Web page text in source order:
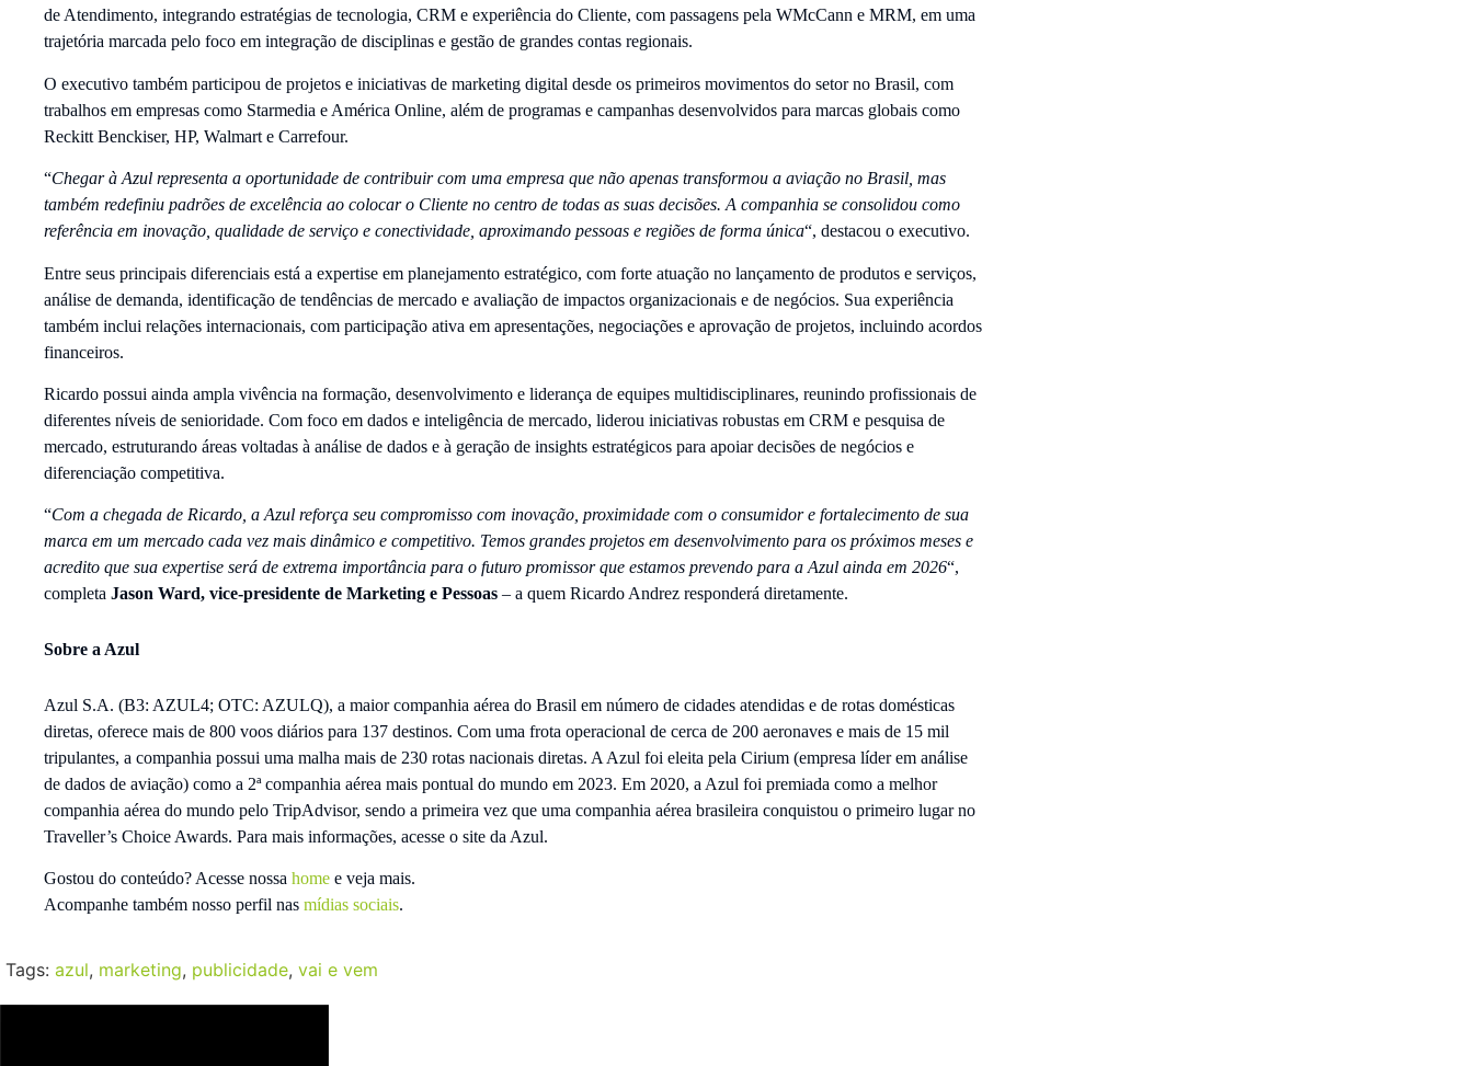
de Atendimento, integrando estratégias de tecnologia, CRM e experiência do Cliente, com passagens pela WMcCann e MRM, em uma
trajetória marcada pelo foco em integração de disciplinas e gestão de grandes contas regionais.
O executivo também participou de projetos e iniciativas de marketing digital desde os primeiros movimentos do setor no Brasil, com
trabalhos em empresas como Starmedia e América Online, além de programas e campanhas desenvolvidos para marcas globais como
Reckitt Benckiser, HP, Walmart e Carrefour.
“Chegar à Azul representa a oportunidade de contribuir com uma empresa que não apenas transformou a aviação no Brasil, mas
também redefiniu padrões de excelência ao colocar o Cliente no centro de todas as suas decisões. A companhia se consolidou como
referência em inovação, qualidade de serviço e conectividade, aproximando pessoas e regiões de forma única“, destacou o executivo.
Entre seus principais diferenciais está a expertise em planejamento estratégico, com forte atuação no lançamento de produtos e serviços,
análise de demanda, identificação de tendências de mercado e avaliação de impactos organizacionais e de negócios. Sua experiência
também inclui relações internacionais, com participação ativa em apresentações, negociações e aprovação de projetos, incluindo acordos
financeiros.
Ricardo possui ainda ampla vivência na formação, desenvolvimento e liderança de equipes multidisciplinares, reunindo profissionais de
diferentes níveis de senioridade. Com foco em dados e inteligência de mercado, liderou iniciativas robustas em CRM e pesquisa de
mercado, estruturando áreas voltadas à análise de dados e à geração de insights estratégicos para apoiar decisões de negócios e
diferenciação competitiva.
“Com a chegada de Ricardo, a Azul reforça seu compromisso com inovação, proximidade com o consumidor e fortalecimento de sua
marca em um mercado cada vez mais dinâmico e competitivo. Temos grandes projetos em desenvolvimento para os próximos meses e
acredito que sua expertise será de extrema importância para o futuro promissor que estamos prevendo para a Azul ainda em 2026“,
completa Jason Ward, vice-presidente de Marketing e Pessoas – a quem Ricardo Andrez responderá diretamente.
Sobre a Azul
Azul S.A. (B3: AZUL4; OTC: AZULQ), a maior companhia aérea do Brasil em número de cidades atendidas e de rotas domésticas
diretas, oferece mais de 800 voos diários para 137 destinos. Com uma frota operacional de cerca de 200 aeronaves e mais de 15 mil
tripulantes, a companhia possui uma malha mais de 230 rotas nacionais diretas. A Azul foi eleita pela Cirium (empresa líder em análise
de dados de aviação) como a 2ª companhia aérea mais pontual do mundo em 2023. Em 2020, a Azul foi premiada como a melhor
companhia aérea do mundo pelo TripAdvisor, sendo a primeira vez que uma companhia aérea brasileira conquistou o primeiro lugar no
Traveller’s Choice Awards. Para mais informações, acesse o site da Azul.
Gostou do conteúdo? Acesse nossa home e veja mais.
Acompanhe também nosso perfil nas mídias sociais.
Tags: azul, marketing, publicidade, vai e vem